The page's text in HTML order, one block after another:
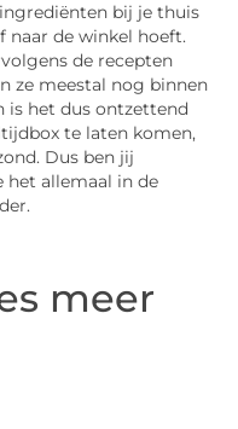
bij je thuis
naar de winkel hoeft.
de recepten
ze meestal nog binnen
is het dus ontzettend
te laten komen,
Dus ben jij
het allemaal in de
meer